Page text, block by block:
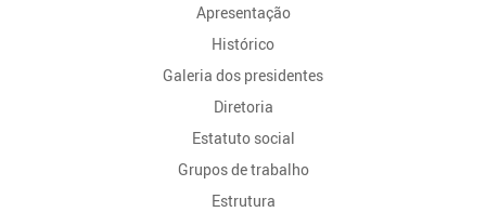
Apresentação
Histórico
Galeria dos presidentes
Diretoria
Estatuto social
Grupos de trabalho
Estrutura